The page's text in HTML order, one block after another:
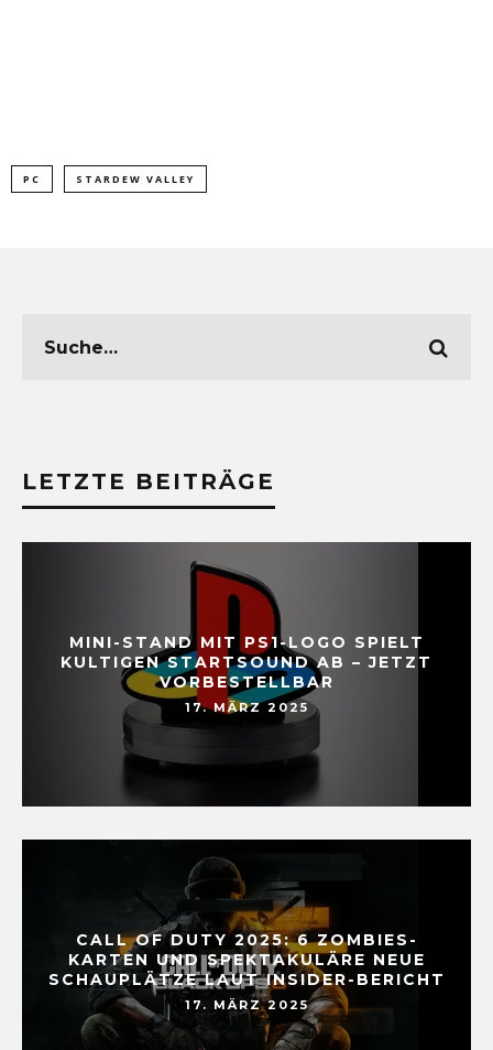
PC STARDEW VALLEY
LETZTE BEITRÄGE
MINI-STAND MIT PS1-LOGO SPIELT
KULTIGEN STARTSOUND AB – JETZT
VORBESTELLBAR
17. MÄRZ 2025
CALL OF DUTY 2025: 6 ZOMBIES-
KARTEN UND SPEKTAKULÄRE NEUE
SCHAUPLÄTZE LAUT INSIDER-BERICHT
17. MÄRZ 2025